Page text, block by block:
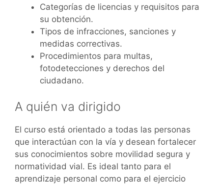
Categorías de licencias y requisitos para
su obtención.
Tipos de infracciones, sanciones y
medidas correctivas.
Procedimientos para multas,
fotodetecciones y derechos del
ciudadano.
A quién va dirigido
El curso está orientado a todas las personas
que interactúan con la vía y desean fortalecer
sus conocimientos sobre movilidad segura y
normatividad vial. Es ideal tanto para el
aprendizaje personal como para el ejercicio